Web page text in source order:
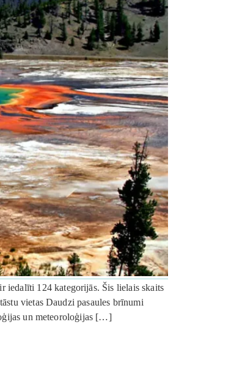
iedalīti 124 kategorijās. Šis lielais skaits
vietas Daudzi pasaules brīnumi
un meteoroloģijas […]